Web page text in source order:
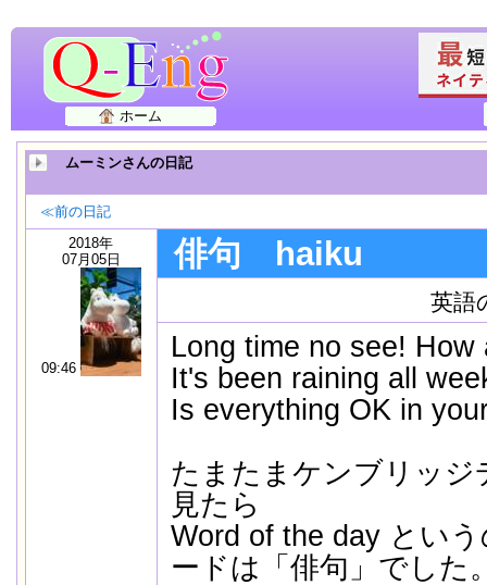
ホーム
ムーミンさんの日記
≪前の日記
2018年
07月05日
09:46
俳句 haiku
英語
Long time no see! How
It's been raining all
Is everything OK in
たまたまケンブリッジ
見たら
Word of the day とい
ードは「俳句」でした